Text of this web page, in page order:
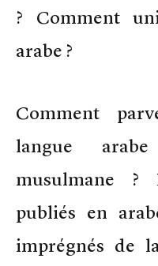
? Comment
arabe ?
Comment
langue
musulmane ?
publiés en
imprégnés de